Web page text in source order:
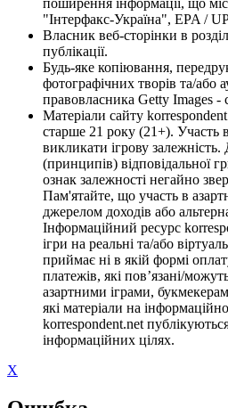
поширення інформації, що
"Інтерфакс-Україна", EPA /
Власник веб-сторінки в
публікації.
Будь-яке копіювання,
фотографічних творів та/або
правовласника Getty Images -
Матеріали сайту
старше 21 року (21+). Участь
викликати ігрову
(принципів) відповідальної
ознак залежності негайно
Пам'ятайте, що участь в
джерелом доходів або
Інформаційний ресурс
ігри на реальні та/або
приймає ні в якій формі
платежів, які пов’язані/
азартними іграми,
які матеріали на
korrespondent.net
інформаційних цілях.
X